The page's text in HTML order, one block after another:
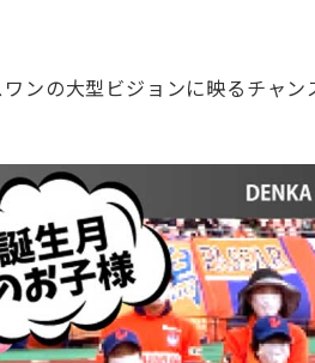
ワンの大型ビジョンに映るチャン